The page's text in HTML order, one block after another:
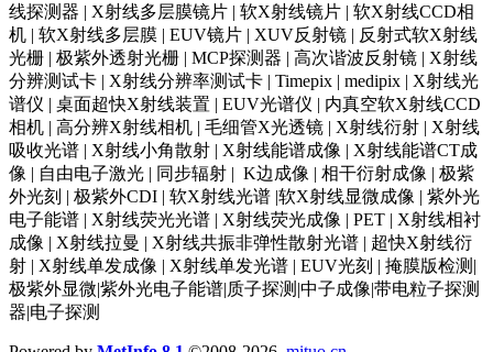
线探测器 | X射线多层膜镜片 | 软X射线镜片 | 软X射线CCD相
机 | 软X射线多层膜 | EUV镜片 | XUV反射镜 | 反射式软X射线
光栅 | 极紫外透射光栅 | MCP探测器 | 高次谐波反射镜 | X射线
分辨测试卡 | X射线分辨率测试卡 | Timepix | medipix | X射线光
谱仪 | 桌面超快X射线装置 | EUV光谱仪 | 内真空软X射线CCD
相机 | 高分辨X射线相机 | 毛细管X光透镜 | X射线衍射 | X射线
吸收光谱 | X射线小角散射 | X射线能谱成像 | X射线能谱CT成
像 | 自由电子激光 | 同步辐射 | K边成像 | 相干衍射成像 | 极紫
外光刻 | 极紫外CDI | 软X射线光谱 |软X射线显微成像 | 紫外光
电子能谱 | X射线荧光光谱 | X射线荧光成像 | PET | X射线相衬
成像 | X射线拉曼 | X射线共振非弹性散射光谱 | 超快X射线衍
射 | X射线单发成像 | X射线单发光谱 | EUV光刻 | 掩膜版检测|
极紫外显微|紫外光电子能谱|质子探测|中子成像|带电粒子探测
器|电子探测